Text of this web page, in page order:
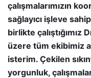
çalışmalarımızın
sağlayıcı işleve
birlikte çalıştığımız
üzere tüm ekibimiz
isterim. Çekilen
yorgunluk,